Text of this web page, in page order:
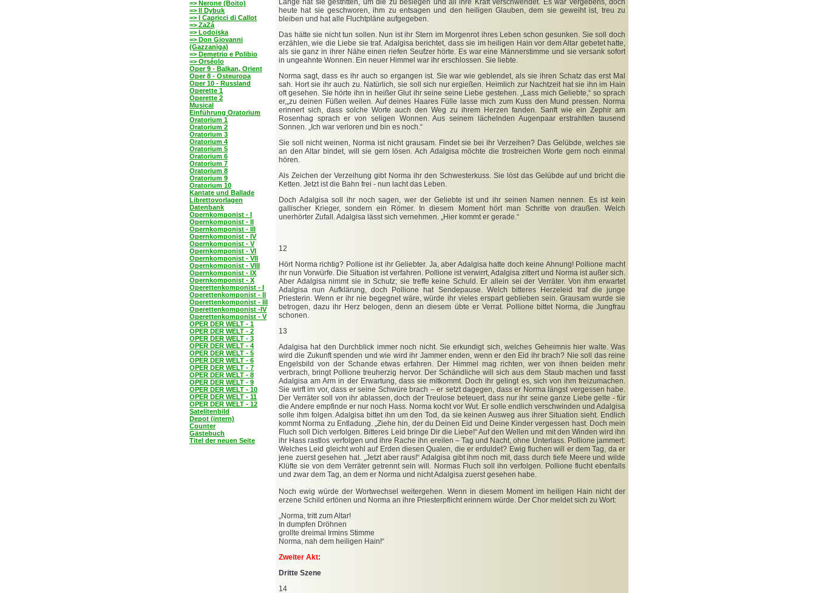
=> Nerone (Boito)
=> Il Dybuk
=> I Capricci di Callot
=> ZaZá
=> Lodoiska
=> Don Giovanni
(Gazzaniga)
=> Demetrio e Polibio
=> Orséolo
Oper 9 - Balkan, Orient
Oper 8 - Osteuropa
Oper 10 - Russland
Operette 1
Operette 2
Musical
Einführung Oratorium
Oratorium 1
Oratorium 2
Oratorium 3
Oratorium 4
Oratorium 5
Oratorium 6
Oratorium 7
Oratorium 8
Oratorium 9
Oratorium 10
Kantate und Ballade
Librettovorlagen
Datenbank
Opernkomponist - I
Opernkomponist - II
Opernkomponist - III
Opernkomponist - IV
Opernkomponist - V
Opernkomponist - VI
Opernkomponist - VII
Opernkomponist - VIII
Opernkomponist - IX
Opernkomponist - X
Operettenkomponist - I
Operettenkomponist - II
Operettenkomponist - III
Operettenkomponist -IV
Operettenkomponist - V
OPER DER WELT - 1
OPER DER WELT - 2
OPER DER WELT - 3
OPER DER WELT - 4
OPER DER WELT - 5
OPER DER WELT - 6
OPER DER WELT - 7
OPER DER WELT - 8
OPER DER WELT - 9
OPER DER WELT - 10
OPER DER WELT - 11
OPER DER WELT - 12
Satelitenbild
Depot (intern)
Counter
Gästebuch
Titel der neuen Seite
Lange hat sie gestritten, um die zu besiegen und all ihre Kraft verschwendet. Es war vergebens, doch
heute hat sie geschworen, ihm zu entsagen und den heiligen Glauben, dem sie geweiht ist, treu zu
bleiben und hat alle Fluchtpläne aufgegeben.
Das hätte sie nicht tun sollen. Nun ist ihr Stern im Morgenrot ihres Leben schon gesunken. Sie soll doch
erzählen, wie die Liebe sie traf. Adalgisa berichtet, dass sie im heiligen Hain vor dem Altar gebetet hatte,
als sie ganz in ihrer Nähe einen riefen Seufzer hörte. Es war eine Männerstimme und sie versank sofort
in ungeahnte Wonnen. Ein neuer Himmel war ihr erschlossen. Sie liebte.
Norma sagt, dass es ihr auch so ergangen ist. Sie war wie geblendet, als sie ihren Schatz das erst Mal
sah. Hort sie ihr auch zu. Natürlich, sie soll sich nur ergießen. Heimlich zur Nachtzeit hat sie ihn im Hain
oft gesehen. Sie hörte ihn in heißer Glut ihr seine seine Liebe gestehen. „Lass mich Geliebte,“ so sprach
er,„zu deinen Füßen weilen. Auf deines Haares Fülle lasse mich zum Kuss den Mund pressen. Norma
erinnert sich, dass solche Worte auch den Weg zu ihrem Herzen fanden. Sanft wie ein Zephir am
Rosenhag sprach er von seligen Wonnen. Aus seinem lächelnden Augenpaar erstrahlten tausend
Sonnen. „Ich war verloren und bin es noch.“
Sie soll nicht weinen, Norma ist nicht grausam. Findet sie bei ihr Verzeihen? Das Gelübde, welches sie
an den Altar bindet, will sie gern lösen. Ach Adalgisa möchte die trostreichen Worte gern noch einmal
hören.
Als Zeichen der Verzeihung gibt Norma ihr den Schwesterkuss. Sie löst das Gelübde auf und bricht die
Ketten. Jetzt ist die Bahn frei - nun lacht das Leben.
Doch Adalgisa soll ihr noch sagen, wer der Geliebte ist und ihr seinen Namen nennen. Es ist kein
gallischer Krieger, sondern ein Römer. In diesem Moment hört man Schritte von draußen. Welch
unerhörter Zufall. Adalgisa lässt sich vernehmen. „Hier kommt er gerade.“
12
Hört Norma richtig? Pollione ist ihr Geliebter. Ja, aber Adalgisa hatte doch keine Ahnung! Pollione macht
ihr nun Vorwürfe. Die Situation ist verfahren. Pollione ist verwirrt, Adalgisa zittert und Norma ist außer sich.
Aber Adalgisa nimmt sie in Schutz; sie treffe keine Schuld. Er allein sei der Verräter. Von ihm erwartet
Adalgisa nun Aufklärung, doch Pollione hat Sendepause. Welch bitteres Herzeleid traf die junge
Priesterin. Wenn er ihr nie begegnet wäre, würde ihr vieles erspart geblieben sein. Grausam wurde sie
betrogen, dazu ihr Herz belogen, denn an diesem übte er Verrat. Pollione bittet Norma, die Jungfrau
schonen.
13
Adalgisa hat den Durchblick immer noch nicht. Sie erkundigt sich, welches Geheimnis hier walte. Was
wird die Zukunft spenden und wie wird ihr Jammer enden, wenn er den Eid ihr brach? Nie soll das reine
Engelsbild von der Schande etwas erfahren. Der Himmel mag richten, wer von ihnen beiden mehr
verbrach, bringt Pollione treuherzig hervor. Der Schändliche will sich aus dem Staub machen und fasst
Adalgisa am Arm in der Erwartung, dass sie mitkommt. Doch ihr gelingt es, sich von ihm freizumachen.
Sie wirft im vor, dass er seine Schwüre brach – er setzt dagegen, dass er Norma längst vergessen habe.
Der Verräter soll von ihr ablassen, doch der Treulose beteuert, dass nur ihr seine ganze Liebe gelte - für
die Andere empfinde er nur noch Hass. Norma kocht vor Wut. Er solle endlich verschwinden und Adalgisa
solle ihm folgen. Adalgisa bittet ihn um den Tod, da sie keinen Ausweg aus ihrer Situation sieht. Endlich
kommt Norma zu Entladung. „Ziehe hin, der du Deinen Eid und Deine Kinder vergessen hast. Doch mein
Fluch soll Dich verfolgen. Bitteres Leid bringe Dir die Liebe!“ Auf den Wellen und mit den Winden wird ihn
ihr Hass rastlos verfolgen und ihre Rache ihn ereilen – Tag und Nacht, ohne Unterlass. Pollione jammert:
Welches Leid gleicht wohl auf Erden diesen Qualen, die er erduldet? Ewig fluchen will er dem Tag, da er
jene zuerst gesehen hat. „Jetzt aber raus!“ Adalgisa gibt ihm noch mit, dass durch tiefe Meere und wilde
Klüfte sie von dem Verräter getrennt sein will. Normas Fluch soll ihn verfolgen. Pollione flucht ebenfalls
und zwar dem Tag, an dem er Norma und nicht Adalgisa zuerst gesehen habe.
Noch ewig würde der Wortwechsel weitergehen. Wenn in diesem Moment im heiligen Hain nicht der
erzene Schild ertönen und Norma an ihre Priesterpflicht erinnern würde. Der Chor meldet sich zu Wort:
„Norma, tritt zum Altar!
In dumpfen Dröhnen
grollte dreimal Irmins Stimme
Norma, nah dem heiligen Hain!“
Zweiter Akt:
Dritte Szene
14